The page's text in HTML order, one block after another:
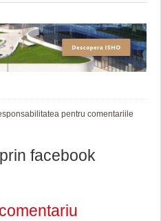
pentru comentariile
facebook